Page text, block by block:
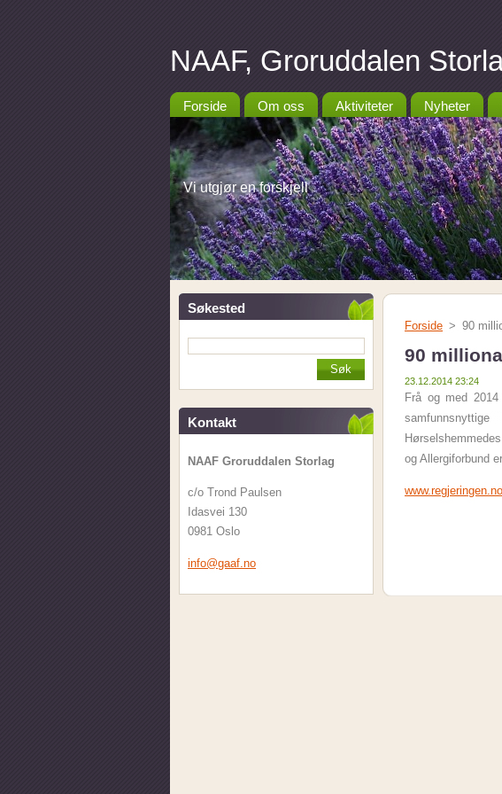
NAAF, Groruddalen
Forside Om oss Aktiviteter Nyheter
Vi utgjør en forskjell
Søkested
Kontakt
NAAF Groruddalen Storlag
c/o Trond Paulsen
Idasvei 130
0981 Oslo
info@gaaf.no
Forside > 90
90
23.12.2014 23:24
Frå og med
og Allergiforbund